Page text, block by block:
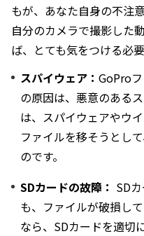
もが、あなた自身の不注
自分のカメラで撮影した
ば、とても気をつける必要
スパイウェア： GoPro
の原因は、悪意のある
は、スパイウェアやウ
ファイルを移そうとし
のです。
SDカードの故障： SD
も、ファイルが破損し
なら、SDカードを適切